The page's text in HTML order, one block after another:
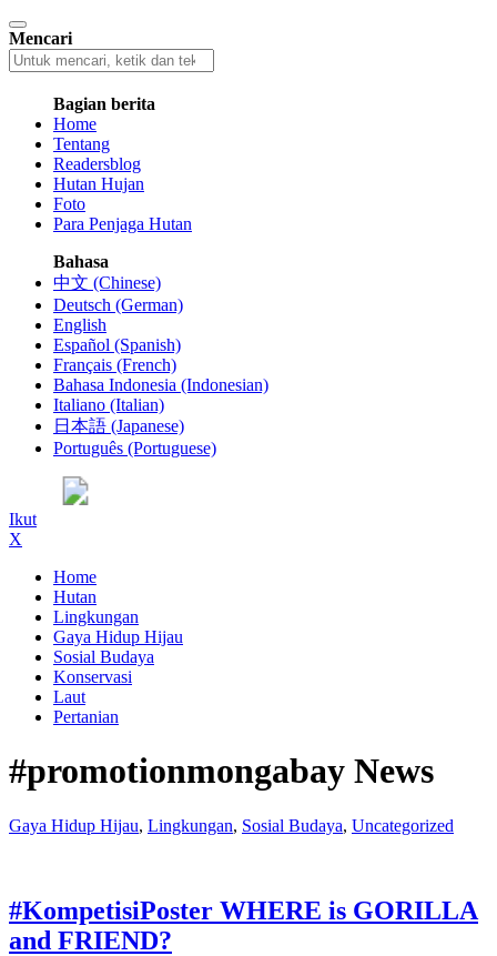
Mencari
Bagian berita
Home
Tentang
Readersblog
Hutan Hujan
Foto
Para Penjaga Hutan
Bahasa
中文 (Chinese)
Deutsch (German)
English
Español (Spanish)
Français (French)
Bahasa Indonesia (Indonesian)
Italiano (Italian)
日本語 (Japanese)
Português (Portuguese)
Ikut
X
Home
Hutan
Lingkungan
Gaya Hidup Hijau
Sosial Budaya
Konservasi
Laut
Pertanian
#promotionmongabay News
Gaya Hidup Hijau, Lingkungan, Sosial Budaya, Uncategorized
#KompetisiPoster WHERE is GORILLA
and FRIEND?